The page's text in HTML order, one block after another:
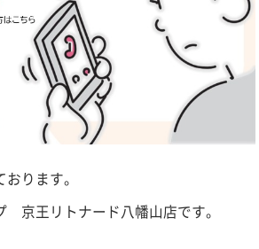
ります。
京王リトナード八幡山店です。